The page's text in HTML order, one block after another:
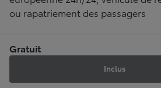
ou rapatriement des passagers
Gratuit
Inclus